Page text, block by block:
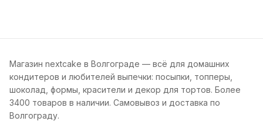
Магазин nextcake в Волгограде — всё для домашних
кондитеров и любителей выпечки: посыпки, топперы,
шоколад, формы, красители и декор для тортов. Более
3400 товаров в наличии. Самовывоз и доставка по
Волгограду.